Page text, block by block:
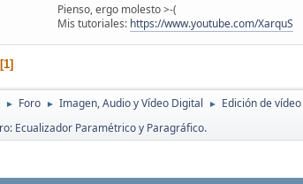
Pienso, ergo molesto >-(
Mis tutoriales: https://www.youtube.com/XarquS
1
► Foro ► Imagen, Audio y Vídeo Digital ► Edición de
Ecualizador Paramétrico y Paragráfico.